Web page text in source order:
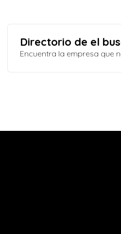
Directorio de el
Encuentra la empresa que